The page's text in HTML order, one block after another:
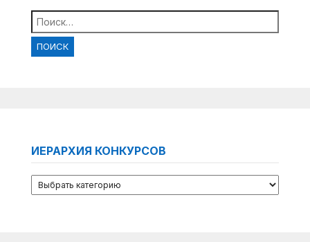
Найти:
ИЕРАРХИЯ КОНКУРСОВ